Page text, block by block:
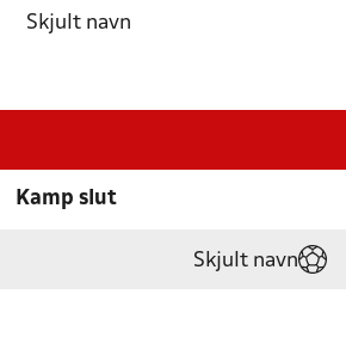
Skjult navn
Kamp slut
Skjult navn